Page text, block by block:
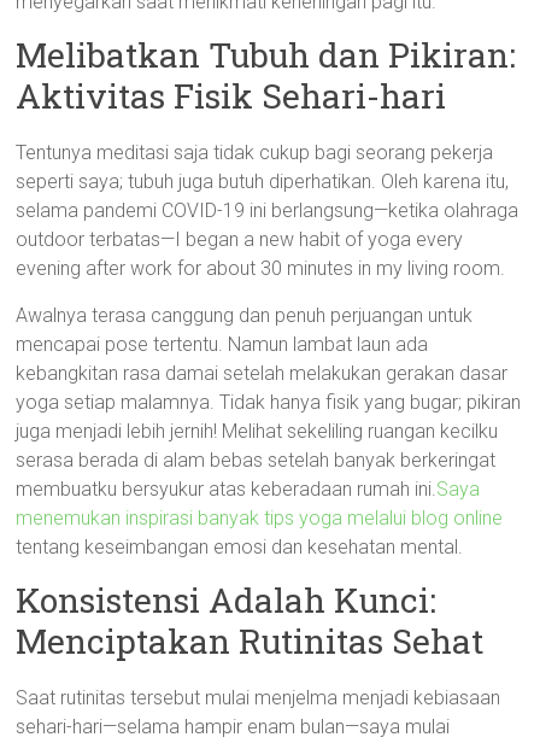
Melibatkan Tubuh dan Pikiran:
Aktivitas Fisik Sehari-hari
Tentunya meditasi saja tidak cukup bagi seorang pekerja
seperti saya; tubuh juga butuh diperhatikan. Oleh karena itu,
selama pandemi COVID-19 ini berlangsung—ketika olahraga
outdoor terbatas—I began a new habit of yoga every
evening after work for about 30 minutes in my living room.
Awalnya terasa canggung dan penuh perjuangan untuk
mencapai pose tertentu. Namun lambat laun ada
kebangkitan rasa damai setelah melakukan gerakan dasar
yoga setiap malamnya. Tidak hanya fisik yang bugar; pikiran
juga menjadi lebih jernih! Melihat sekeliling ruangan kecilku
serasa berada di alam bebas setelah banyak berkeringat
membuatku bersyukur atas keberadaan rumah ini.Saya
menemukan inspirasi banyak tips yoga melalui blog online
tentang keseimbangan emosi dan kesehatan mental.
Konsistensi Adalah Kunci:
Menciptakan Rutinitas Sehat
Saat rutinitas tersebut mulai menjelma menjadi kebiasaan
sehari-hari—selama hampir enam bulan—saya mulai